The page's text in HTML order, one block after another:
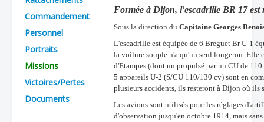
Avions
Personnels
Formation
Doctrines
Commandement
Personnel
Portraits
Missions
Victoires/Pertes
Documents
Formée à Dijon, l'escadrille BR 17 est
Sous la direction du Capitaine Georges
L'escadrille est équipée de 6 Breguet Br U-1
la voilure souple n'a qu'un seul longeron. Elle
d'Etampes (dont un propulsé par un CU de
5 appareils U-2 (S/CU 110/130 cv) sont en
plusieurs accidents, ils resteront à Dijon où ils
Les avions sont utilisés pour les réglages d'
d'observation jusqu'en octobre 1914, mais